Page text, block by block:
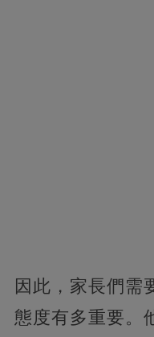
因此，家長們需
態度有多重要。